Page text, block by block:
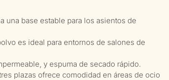
una base estable para los asientos de
es ideal para entornos de salones de
y espuma de secado rápido.
plazas ofrece comodidad en áreas de ocio